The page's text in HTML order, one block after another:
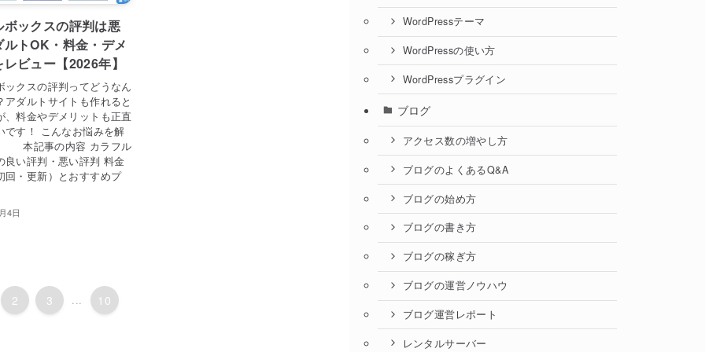
ボックスの評判は悪
トOK・料金・デメ
ビュー【2026年】
ックスの評判ってどうなん
アダルトサイトも作れると
、料金やデメリットも正直
です！ こんなお悩みを解
本記事の内容 カラフル
良い評判・悪い評判 料金
回・更新）とおすすめプ
4日
2 3 ... 10
WordPressテーマ
WordPressの使い方
WordPressプラグイン
ブログ
アクセス数の増やし方
ブログのよくあるQ&A
ブログの始め方
ブログの書き方
ブログの稼ぎ方
ブログの運営ノウハウ
ブログ運営レポート
レンタルサーバー